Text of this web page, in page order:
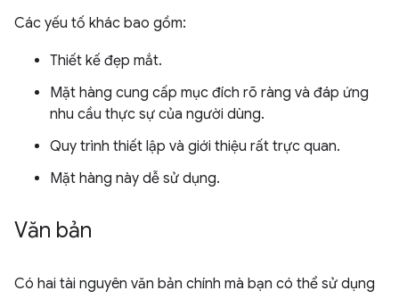
Các yếu tố khác bao gồm:
Thiết kế đẹp mắt.
Mặt hàng cung cấp mục đích rõ ràng và đáp ứng
nhu cầu thực sự của người dùng.
Quy trình thiết lập và giới thiệu rất trực quan.
Mặt hàng này dễ sử dụng.
Văn bản
Có hai tài nguyên văn bản chính mà bạn có thể sử dụng